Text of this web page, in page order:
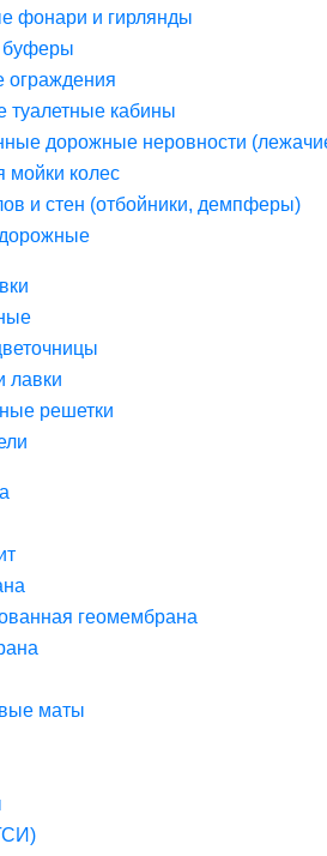
фонари и гирлянды
ограждения
туалетные кабины
дорожные неровности
мойки колес
и стен (отбойники, демпферы)
лавки
решетки
геомембрана
маты